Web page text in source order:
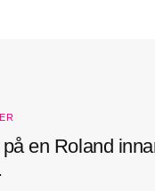
en Roland